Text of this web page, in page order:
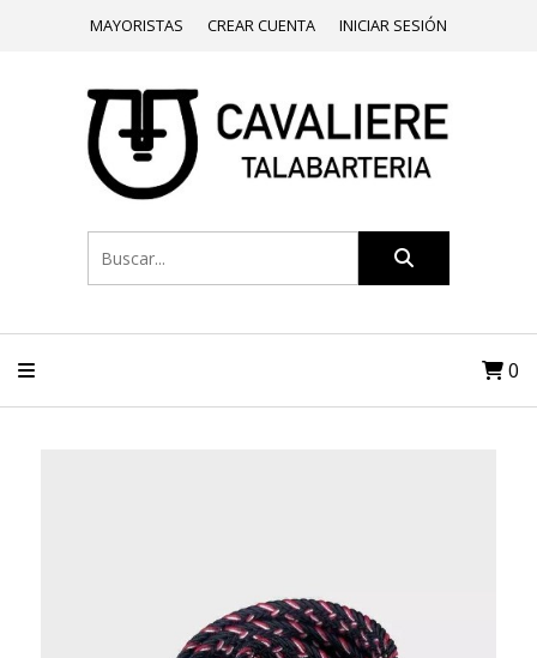
MAYORISTAS CREAR CUENTA INICIAR SESIÓN
0